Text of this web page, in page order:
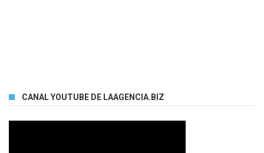
CANAL YOUTUBE DE LAAGENCIA.BIZ